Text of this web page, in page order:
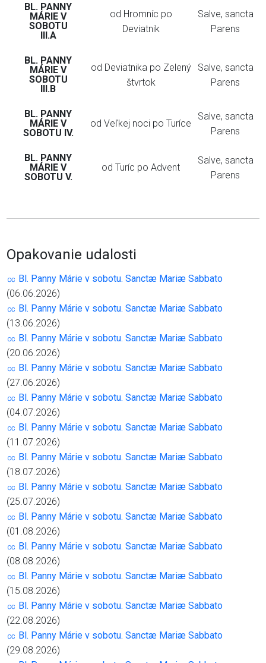
BL. PANNY
MÁRIE V
SOBOTU
III.A
od Hromníc po
Deviatnik
Salve, sancta
Parens
BL. PANNY
MÁRIE V
SOBOTU
III.B
od Deviatnika po Zelený
štvrtok
Salve, sancta
Parens
BL. PANNY
MÁRIE V
SOBOTU IV.
od Veľkej noci po Turíce
Salve, sancta
Parens
BL. PANNY
MÁRIE V
SOBOTU V.
od Turíc po Advent
Salve, sancta
Parens
Opakovanie udalosti
㏄ Bl. Panny Márie v sobotu. Sanctæ Mariæ Sabbato
(06.06.2026)
㏄ Bl. Panny Márie v sobotu. Sanctæ Mariæ Sabbato
(13.06.2026)
㏄ Bl. Panny Márie v sobotu. Sanctæ Mariæ Sabbato
(20.06.2026)
㏄ Bl. Panny Márie v sobotu. Sanctæ Mariæ Sabbato
(27.06.2026)
㏄ Bl. Panny Márie v sobotu. Sanctæ Mariæ Sabbato
(04.07.2026)
㏄ Bl. Panny Márie v sobotu. Sanctæ Mariæ Sabbato
(11.07.2026)
㏄ Bl. Panny Márie v sobotu. Sanctæ Mariæ Sabbato
(18.07.2026)
㏄ Bl. Panny Márie v sobotu. Sanctæ Mariæ Sabbato
(25.07.2026)
㏄ Bl. Panny Márie v sobotu. Sanctæ Mariæ Sabbato
(01.08.2026)
㏄ Bl. Panny Márie v sobotu. Sanctæ Mariæ Sabbato
(08.08.2026)
㏄ Bl. Panny Márie v sobotu. Sanctæ Mariæ Sabbato
(15.08.2026)
㏄ Bl. Panny Márie v sobotu. Sanctæ Mariæ Sabbato
(22.08.2026)
㏄ Bl. Panny Márie v sobotu. Sanctæ Mariæ Sabbato
(29.08.2026)